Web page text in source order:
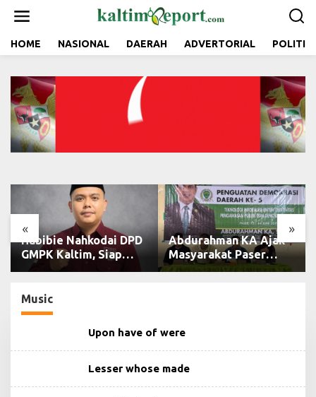
t
HOME NASIONAL DAERAH ADVERTORIAL POLITIK
« »
Habibie Nahkodai DPD
GMPK Kaltim, Siap
Perkuat Kaderisasi
Pemuda
Abdurahman KA Ajak
Masyarakat Paser
Cerdas Bermedia di
Music
Upon have of were
Lesser whose made